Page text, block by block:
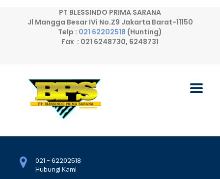
PT BLESSINDO PRIMA SARANA
Jl Mangga Besar IVi No.Z9 Jakarta Barat-11150
Telp : 021 62202518 (Hunting)
Fax : 021 6248730, 6248731
021 - 62202518
Hubungi Kami